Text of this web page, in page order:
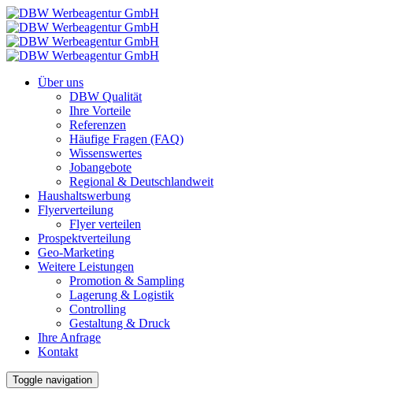
Über uns
DBW Qualität
Ihre Vorteile
Referenzen
Häufige Fragen (FAQ)
Wissenswertes
Jobangebote
Regional & Deutschlandweit
Haushaltswerbung
Flyerverteilung
Flyer verteilen
Prospektverteilung
Geo-Marketing
Weitere Leistungen
Promotion & Sampling
Lagerung & Logistik
Controlling
Gestaltung & Druck
Ihre Anfrage
Kontakt
Toggle navigation